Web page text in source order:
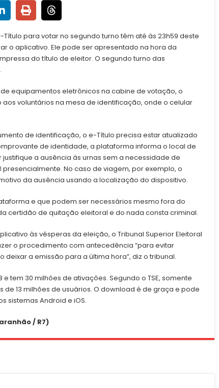
para votar no segundo turno têm até às 23h59 deste
o aplicativo. Ele pode ser apresentado na hora da
do título de eleitor. O segundo turno das
equipamentos eletrônicos na cabine de votação, o
voluntários na mesa de identificação, onde o celular
de identificação, o e-Título precisa estar atualizado
de identidade, a plataforma informa o local de
a ausência às urnas sem a necessidade de
No caso de viagem, por exemplo, o
da ausência usando a localização do dispositivo.
e que podem ser necessários mesmo fora do
certidão de quitação eleitoral e do nada consta criminal.
às vésperas da eleição, o Tribunal Superior Eleitoral
o procedimento com antecedência “para evitar
a emissão para a última hora”, diz o tribunal.
tem 30 milhões de ativações. Segundo o TSE, somente
13 milhões de usuários. O download é de graça e pode
sistemas Android e iOS.
/ R7)